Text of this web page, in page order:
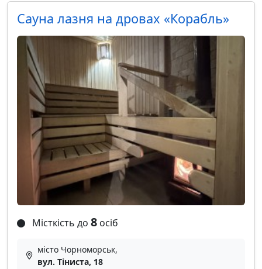
Сауна лазня на дровах «Корабль»
Місткість до 8 осіб
місто Чорноморськ,
вул. Тіниста, 18